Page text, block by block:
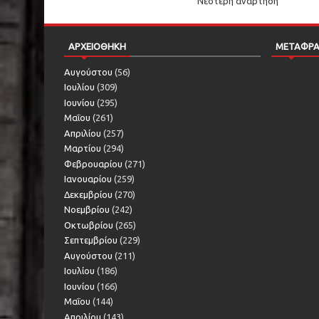
ΑΡΧΕΙΟΘΗΚΗ
Αυγούστου (56)
Ιουλίου (309)
Ιουνίου (295)
Μαΐου (261)
Απριλίου (257)
Μαρτίου (294)
Φεβρουαρίου (271)
Ιανουαρίου (259)
Δεκεμβρίου (270)
Νοεμβρίου (242)
Οκτωβρίου (265)
Σεπτεμβρίου (229)
Αυγούστου (211)
Ιουλίου (186)
Ιουνίου (166)
Μαΐου (144)
Απριλίου (143)